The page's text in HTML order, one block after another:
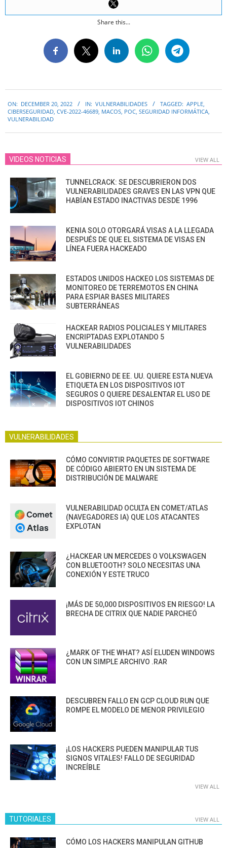
Share this...
12-
20
ON: DECEMBER 20, 2022 IN: VULNERABILIDADES TAGGED: APPLE
CIBERSEGURIDAD CVE-2022-46689 MACOS POC SEGURIDAD INFORMÁTICA
VULNERABILIDAD
VIDEOS NOTICIAS VIEW ALL
TUNNELCRACK: SE DESCUBRIERON DOS
VULNERABILIDADES GRAVES EN LAS VPN QUE
HABÍAN ESTADO INACTIVAS DESDE 1996
KENIA SOLO OTORGARÁ VISAS A LA LLEGADA
DESPUÉS DE QUE EL SISTEMA DE VISAS EN
LÍNEA FUERA HACKEADO
ESTADOS UNIDOS HACKEO LOS SISTEMAS DE
MONITOREO DE TERREMOTOS EN CHINA
PARA ESPIAR BASES MILITARES
SUBTERRÁNEAS
HACKEAR RADIOS POLICIALES Y MILITARES
ENCRIPTADAS EXPLOTANDO 5
VULNERABILIDADES
EL GOBIERNO DE EE. UU. QUIERE ESTA NUEVA
ETIQUETA EN LOS DISPOSITIVOS IOT
SEGUROS O QUIERE DESALENTAR EL USO DE
DISPOSITIVOS IOT CHINOS
VULNERABILIDADES
CÓMO CONVIRTIR PAQUETES DE SOFTWARE
DE CÓDIGO ABIERTO EN UN SISTEMA DE
DISTRIBUCIÓN DE MALWARE
VULNERABILIDAD OCULTA EN COMET/ATLAS
(NAVEGADORES IA) QUE LOS ATACANTES
EXPLOTAN
¿HACKEAR UN MERCEDES O VOLKSWAGEN
CON BLUETOOTH? SOLO NECESITAS UNA
CONEXIÓN Y ESTE TRUCO
¡MÁS DE 50,000 DISPOSITIVOS EN RIESGO! LA
BRECHA DE CITRIX QUE NADIE PARCHEÓ
¿MARK OF THE WHAT? ASÍ ELUDEN WINDOWS
CON UN SIMPLE ARCHIVO .RAR
DESCUBREN FALLO EN GCP CLOUD RUN QUE
ROMPE EL MODELO DE MENOR PRIVILEGIO
¡LOS HACKERS PUEDEN MANIPULAR TUS
SIGNOS VITALES! FALLO DE SEGURIDAD
INCREÍBLE
VIEW ALL
TUTORIALES VIEW ALL
CÓMO LOS HACKERS MANIPULAN GITHUB